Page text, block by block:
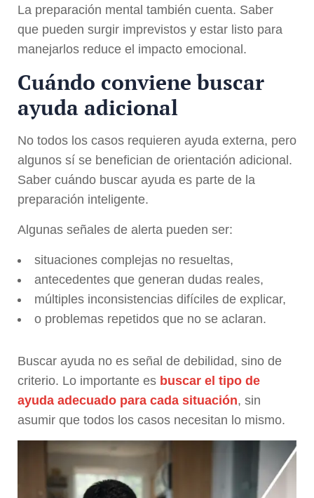
La preparación mental también cuenta. Saber
que pueden surgir imprevistos y estar listo para
manejarlos reduce el impacto emocional.
Cuándo conviene buscar
ayuda adicional
No todos los casos requieren ayuda externa, pero
algunos sí se benefician de orientación adicional.
Saber cuándo buscar ayuda es parte de la
preparación inteligente.
Algunas señales de alerta pueden ser:
situaciones complejas no resueltas,
antecedentes que generan dudas reales,
múltiples inconsistencias difíciles de explicar,
o problemas repetidos que no se aclaran.
Buscar ayuda no es señal de debilidad, sino de
criterio. Lo importante es buscar el tipo de
ayuda adecuado para cada situación, sin
asumir que todos los casos necesitan lo mismo.